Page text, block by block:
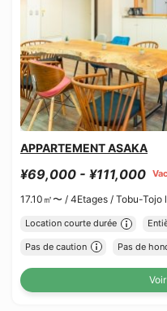
APPARTEMENT ASAKA
¥69,000 - ¥111,000
17.10㎡〜 / 4Etages / Tobu-Tojo
Location courte durée
Pas de caution Pas de